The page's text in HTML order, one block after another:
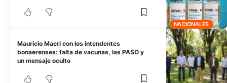
NACIONALES
Mauricio Macri con los intendentes
bonaerenses: falta de vacunas, las PASO y
un mensaje oculto